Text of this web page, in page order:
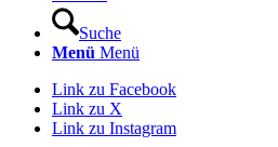
Suche
Menü Menü
Link zu Facebook
Link zu X
Link zu Instagram